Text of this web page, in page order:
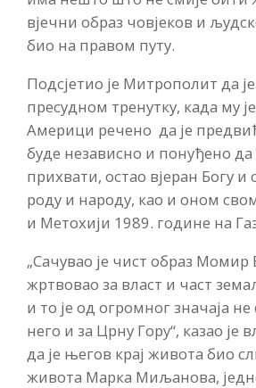
вјечни образ човјеков и
био на правом путу.
Подсјетио је Митрополит да
пресудном тренутку, када му
Америци речено да је
буде независно и понуђено да
прихвати, остао вјеран Богу
роду и народу, као и оном
и Метохији 1989. године на
„Сачувао је чист образ Момир
жртвовао за власт и част
и то је од огромног значаја
него и за Црну Гору“, казао је
да је његов крај живота био
живота Марка Миљанова,